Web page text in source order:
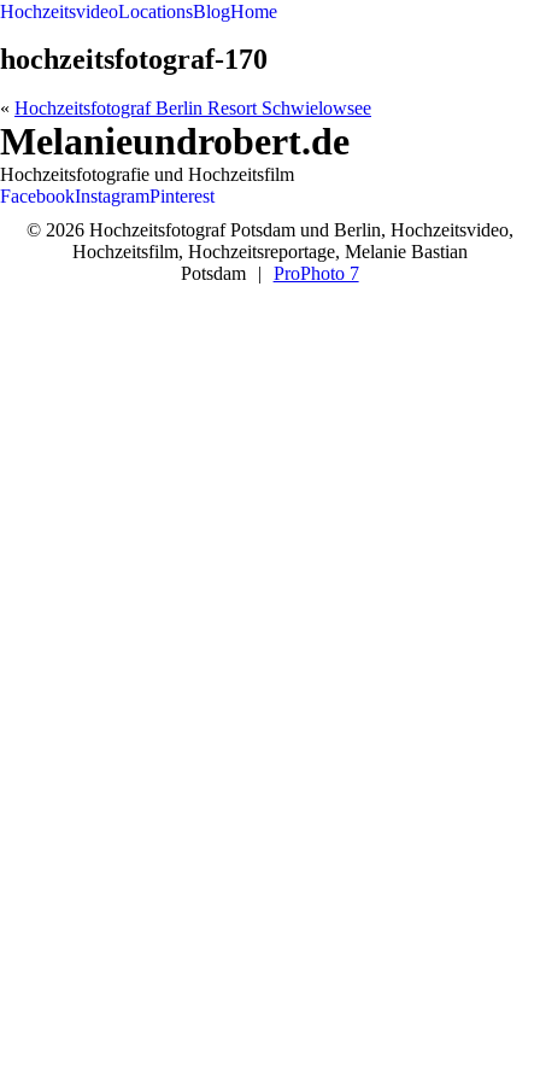
HochzeitsvideoLocationsBlogHome
hochzeitsfotograf-170
« Hochzeitsfotograf Berlin Resort Schwielowsee
Melanieundrobert.de
Hochzeitsfotografie und Hochzeitsfilm
FacebookInstagramPinterest
© 2026 Hochzeitsfotograf Potsdam und Berlin, Hochzeitsvideo,
Hochzeitsfilm, Hochzeitsreportage, Melanie Bastian
Potsdam
| ProPhoto 7